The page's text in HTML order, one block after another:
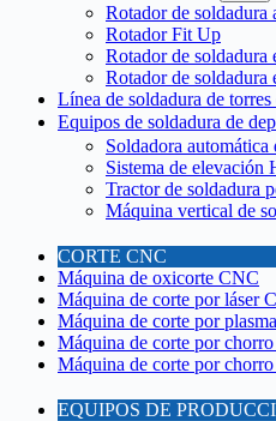
Rotador de soldadura
Rotador Fit Up
Rotador de soldadura
Rotador de soldadura
Línea de soldadura de torres
Equipos de soldadura de
Soldadora automática
Sistema de elevación
Tractor de soldadura
Máquina vertical de
CORTE CNC
Máquina de oxicorte CNC
Máquina de corte por láser
Máquina de corte por
Máquina de corte por
Máquina de corte por
EQUIPOS DE